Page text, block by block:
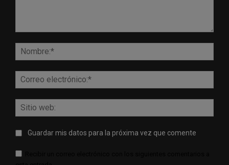
Guardar mis datos para la próxima vez que comente